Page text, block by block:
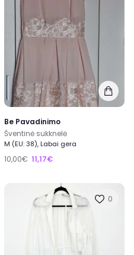
Be Pavadinimo
Šventinė sukknelė
M (EU: 38), Labai gera
10,00€ 11,17€
0